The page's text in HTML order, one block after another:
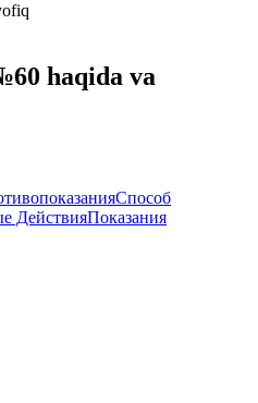
haqida va
Способ
ДействияПоказания